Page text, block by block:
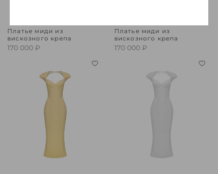
Платье миди из
вискозного крепа
170 000 ₽
Платье миди из
вискозного крепа
170 000 ₽